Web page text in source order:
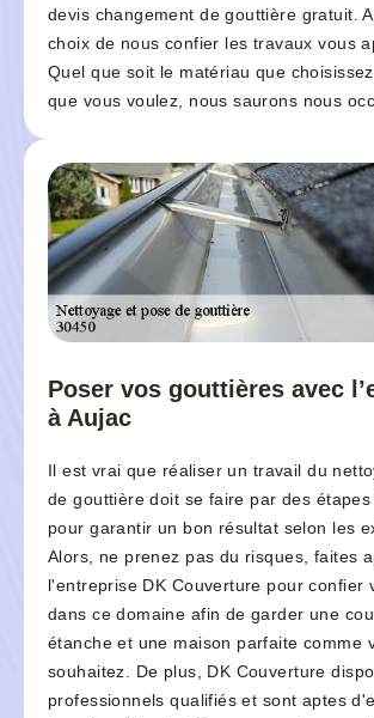
devis changement de gouttière gratuit.
choix de nous confier les travaux vous
Quel que soit le matériau que
que vous voulez, nous saurons nous
Poser vos gouttières avec
à Aujac
Il est vrai que réaliser un travail du
de gouttière doit se faire par des
pour garantir un bon résultat selon les
Alors, ne prenez pas du risques, faites
l'entreprise DK Couverture pour confier
dans ce domaine afin de garder une
étanche et une maison parfaite comme
souhaitez. De plus, DK Couverture
professionnels qualifiés et sont aptes